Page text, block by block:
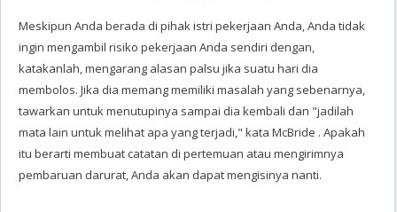
Meskipun Anda berada di pihak istri pekerjaan Anda, Anda tidak
ingin mengambil risiko pekerjaan Anda sendiri dengan,
katakanlah, mengarang alasan palsu jika suatu hari dia
membolos. Jika dia memang memiliki masalah yang sebenarnya,
tawarkan untuk menutupinya sampai dia kembali dan "jadilah
mata lain untuk melihat apa yang terjadi," kata McBride . Apakah
itu berarti membuat catatan di pertemuan atau mengirimnya
pembaruan darurat, Anda akan dapat mengisinya nanti.